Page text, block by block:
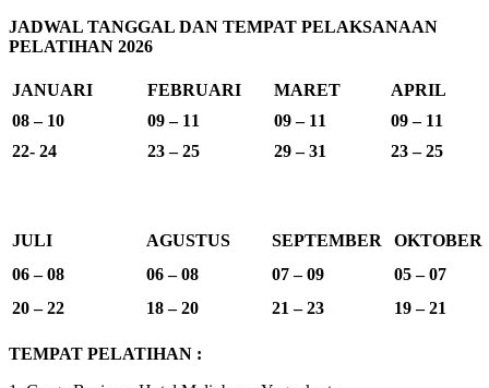
JADWAL TANGGAL DAN TEMPAT PELAKSANAAN
PELATIHAN 2026
JANUARI FEBRUARI MARET
APRIL
08 – 10
09 – 11 09 – 11
09 – 11
22- 24
23 – 25 29 – 31 23 – 25
JULI AGUSTUS SEPTEMBER
OKTOBER
06 – 08
06 – 08 07 – 09
05 – 07
20 – 22
18 – 20 21 – 23 19 – 21
TEMPAT PELATIHAN :